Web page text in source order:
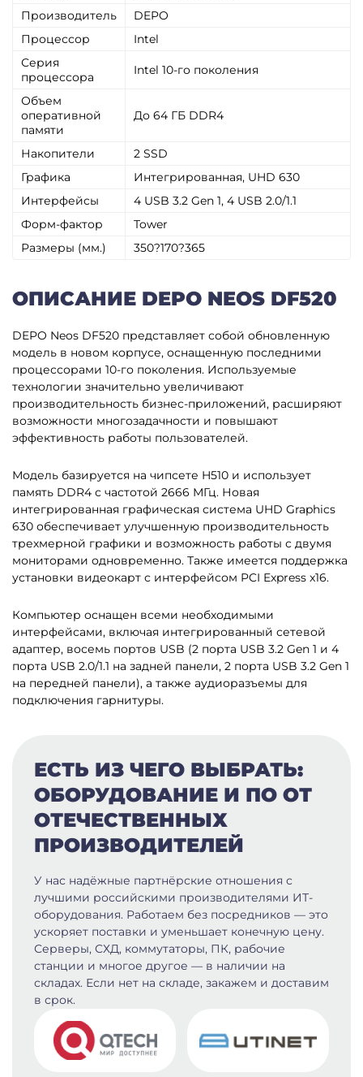
Производитель
DEPO
Процессор
Intel
Серия
процессора
Intel 10-го поколения
Объем
оперативной
памяти
До 64 ГБ DDR4
Накопители
2 SSD
Графика
Интегрированная, UHD 630
Интерфейсы
4 USB 3.2 Gen 1, 4 USB 2.0/1.1
Форм-фактор
Tower
Размеры (мм.)
350?170?365
ОПИСАНИЕ DEPO NEOS DF520
DEPO Neos DF520 представляет собой обновленную
модель в новом корпусе, оснащенную последними
процессорами 10-го поколения. Используемые
технологии значительно увеличивают
производительность бизнес-приложений, расширяют
возможности многозадачности и повышают
эффективность работы пользователей.
Модель базируется на чипсете H510 и использует
память DDR4 с частотой 2666 МГц. Новая
интегрированная графическая система UHD Graphics
630 обеспечивает улучшенную производительность
трехмерной графики и возможность работы с двумя
мониторами одновременно. Также имеется поддержка
установки видеокарт с интерфейсом PCI Express x16.
Компьютер оснащен всеми необходимыми
интерфейсами, включая интегрированный сетевой
адаптер, восемь портов USB (2 порта USB 3.2 Gen 1 и 4
порта USB 2.0/1.1 на задней панели, 2 порта USB 3.2 Gen 1
на передней панели), а также аудиоразъемы для
подключения гарнитуры.
ЕСТЬ ИЗ ЧЕГО ВЫБРАТЬ:
ОБОРУДОВАНИЕ И ПО ОТ
ОТЕЧЕСТВЕННЫХ
ПРОИЗВОДИТЕЛЕЙ
У нас надёжные партнёрские отношения с
лучшими российскими производителями ИТ-
оборудования. Работаем без посредников — это
ускоряет поставки и уменьшает конечную цену.
Серверы, СХД, коммутаторы, ПК, рабочие
станции и многое другое — в наличии на
складах. Если нет на складе, закажем и доставим
в срок.